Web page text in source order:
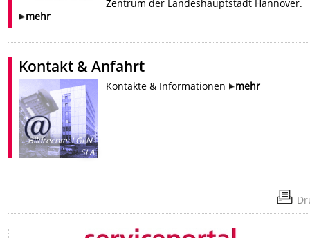
Zentrum der Landeshauptstadt Hannover.
mehr
Kontakt & Anfahrt
Bildrechte:LGLN-
SLA
Kontakte & Informationen mehr